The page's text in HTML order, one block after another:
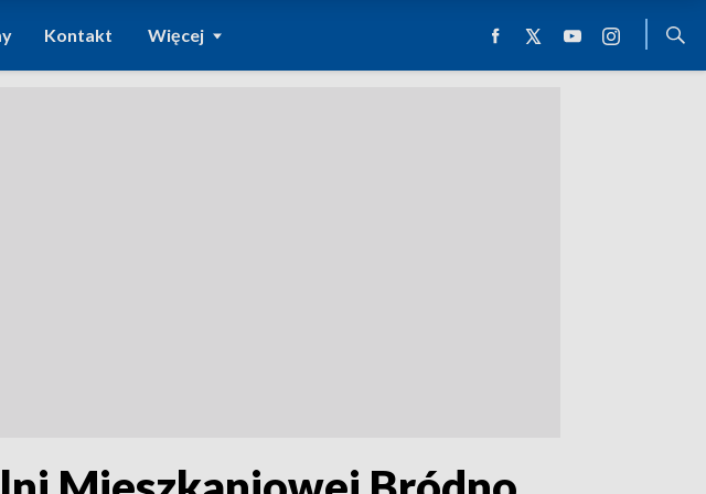
Kontakt Więcej